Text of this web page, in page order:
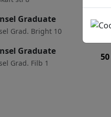
Graduate
Grad. Bright 10
50
Graduate
Grad. Filb 1
50